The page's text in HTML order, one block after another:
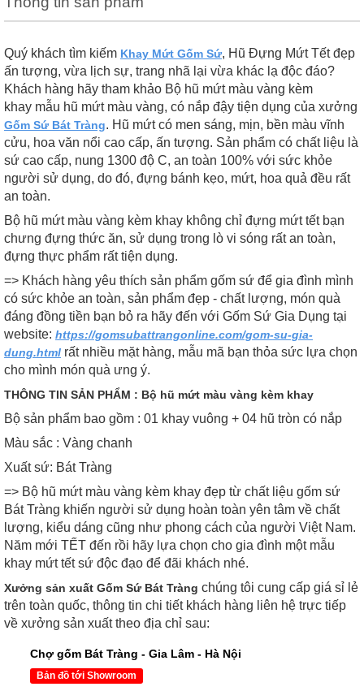
Quý khách tìm kiếm Khay Mứt Gốm Sứ, Hũ Đựng Mứt Tết đẹp
ấn tượng, vừa lịch sự, trang nhã lại vừa khác lạ độc đáo?
Khách hàng hãy tham khảo Bộ hũ mứt màu vàng kèm
khay mẫu hũ mứt màu vàng, có nắp đậy tiện dụng của xưởng
Gốm Sứ Bát Tràng. Hũ mứt có men sáng, mịn, bền màu vĩnh
cửu, hoa văn nổi cao cấp, ấn tượng. Sản phẩm có chất liệu là
sứ cao cấp, nung 1300 độ C, an toàn 100% với sức khỏe
người sử dụng, do đó, đựng bánh kẹo, mứt, hoa quả đều rất
an toàn.
Bộ hũ mứt màu vàng kèm khay không chỉ đựng mứt tết bạn
chưng đựng thức ăn, sử dụng trong lò vi sóng rất an toàn,
đựng thực phẩm rất tiện dụng.
=> Khách hàng yêu thích sản phẩm gốm sứ để gia đình mình
có sức khỏe an toàn, sản phẩm đẹp - chất lượng, món quà
đáng đồng tiền bạn bỏ ra hãy đến với Gốm Sứ Gia Dụng tại
website: https://gomsubattrangonline.com/gom-su-gia-
dung.html rất nhiều mặt hàng, mẫu mã bạn thỏa sức lựa chọn
cho mình món quà ưng ý.
THÔNG TIN SẢN PHẨM : Bộ hũ mứt màu vàng kèm khay
Bộ sản phẩm bao gồm : 01 khay vuông + 04 hũ tròn có nắp
Màu sắc : Vàng chanh
Xuất sứ: Bát Tràng
=> Bộ hũ mứt màu vàng kèm khay đẹp từ chất liệu gốm sứ
Bát Tràng khiến người sử dụng hoàn toàn yên tâm về chất
lượng, kiểu dáng cũng như phong cách của người Việt Nam.
Năm mới TẾT đến rồi hãy lựa chọn cho gia đình một mẫu
khay mứt tết sứ độc đạo để đãi khách nhé.
Xưởng sản xuất Gốm Sứ Bát Tràng chúng tôi cung cấp giá sỉ lẻ
trên toàn quốc, thông tin chi tiết khách hàng liên hệ trực tiếp
về xưởng sản xuất theo địa chỉ sau:
Chợ gốm Bát Tràng - Gia Lâm - Hà Nội
Bản đồ tới Showroom